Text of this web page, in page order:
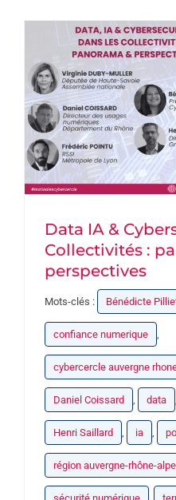
DEVENEZ PARTENAIRE
CONTACT
Data IA &
Collectivités :
perspectives
Mots-clés : Bénédicte
confiance numerique ,
cybercercle auvergne
Daniel Coissard , data ,
Henri Saillard , ia ,
région auvergne-rhône-